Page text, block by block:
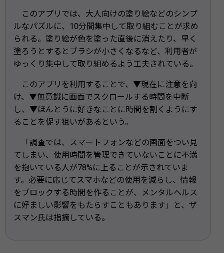
このアプリでは、大人向けの塗り絵などのシンプ
ルなパズルに、10分間集中して取り組むことが求め
られる。塗り絵が色を塗った直後に消えたり、早く
塗ろうとするとブラシが小さくなるなど、利用者が
ゆっくり集中して取り組めるよう工夫されている。
このアプリを利用することで、▼現在に注意を向
け、▼無意識に画面でスクロールする時間を中断
し、▼ほんとうに好きなことに時間を割くようにす
ることを促す狙いがあるという。
「調査では、スマートフォンなどの画面をつい見
てしまい、使用時間を管理できていないことに不満
を抱いている人が78%に上ることが示されていま
す。必要に応じてスマホなどの使用を減らし、情報
をブロックする時間を作ることが、メンタルヘルス
に好ましい影響をもたらすこともあります」と、ザ
スマン氏は指摘している。